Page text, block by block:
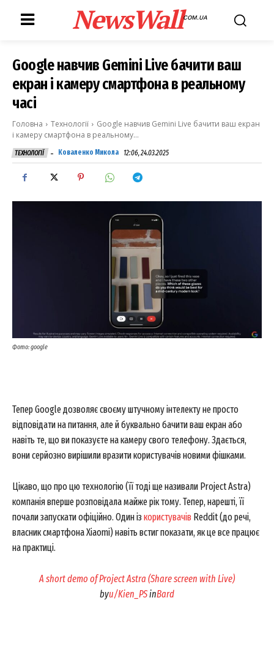
NewsWallCOM.UA
Google навчив Gemini Live бачити ваш
екран і камеру смартфона в реальному
часі
Головна Технології
Google навчив Gemini Live бачити ваш екран
і камеру смартфона в реальному...
ТЕХНОЛОГІЇ - Коваленко Микола 12:06, 24.03.2025
Фото: google
Тепер Google дозволяє своєму штучному інтелекту не просто
відповідати на питання, але й буквально бачити ваш екран або
навіть те, що ви показуєте на камеру свого телефону. Здається,
вони серйозно вирішили вразити користувачів новими фішками.
Цікаво, що про цю технологію (її тоді ще називали Project Astra)
компанія вперше розповідала майже рік тому. Тепер, нарешті, її
почали запускати офіційно. Один ізкористувачів Reddit (до речі,
власник смартфона Xiaomi) навіть встиг показати, як це все працює
на практиці.
A short demo of Project Astra (Share screen with Live)
byu/Kien_PSinBard